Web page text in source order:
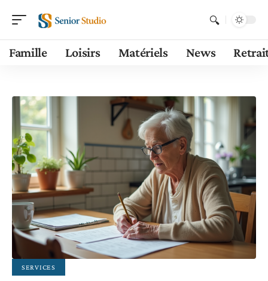
Famille Loisirs Matériels News
SERVICES